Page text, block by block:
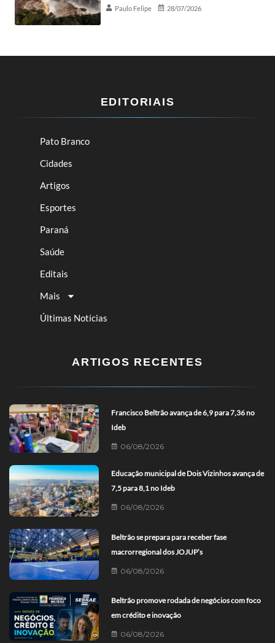
Paulo Felipe 28/07/2026
EDITORIAIS
Pato Branco
Cidades
Artigos
Esportes
Paraná
Saúde
Editais
Mais
Últimas Notícias
ARTIGOS RECENTES
Francisco Beltrão avança de 6,9 para 7,36 no
Ideb
06/08/2026
Educação municipal de Dois Vizinhos avança de
7,5 para 8,1 no Ideb
06/08/2026
Beltrão se prepara para receber fase
macrorregional dos JOJUP’s
06/08/2026
Beltrão promove rodada de negócios com foco
em crédito e inovação
06/08/2026